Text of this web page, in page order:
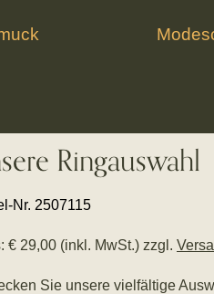
Ringauswahl
Nr. 2507115
€ 29,00 (inkl. MwSt.) zzgl.
Sie unsere vielfältige